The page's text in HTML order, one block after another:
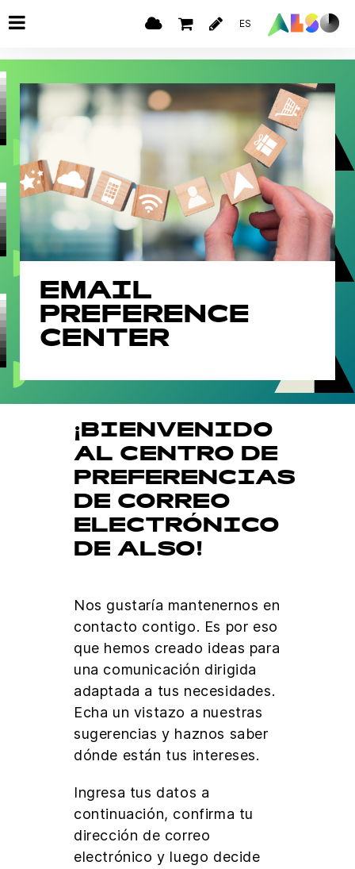
ES
EMAIL
PREFERENCE
CENTER
¡BIENVENIDO
AL CENTRO DE
PREFERENCIAS
DE CORREO
ELECTRÓNICO
DE ALSO!
Nos gustaría mantenernos en
contacto contigo. Es por eso
que hemos creado ideas para
una comunicación dirigida
adaptada a tus necesidades.
Echa un vistazo a nuestras
sugerencias y haznos saber
dónde están tus intereses.
Ingresa tus datos a
continuación, confirma tu
dirección de correo
electrónico y luego decide